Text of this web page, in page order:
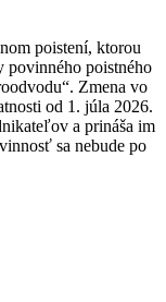
poistení, ktorou
povinného poistného
Zmena vo
od 1. júla 2026.
a prináša im
sa nebude po